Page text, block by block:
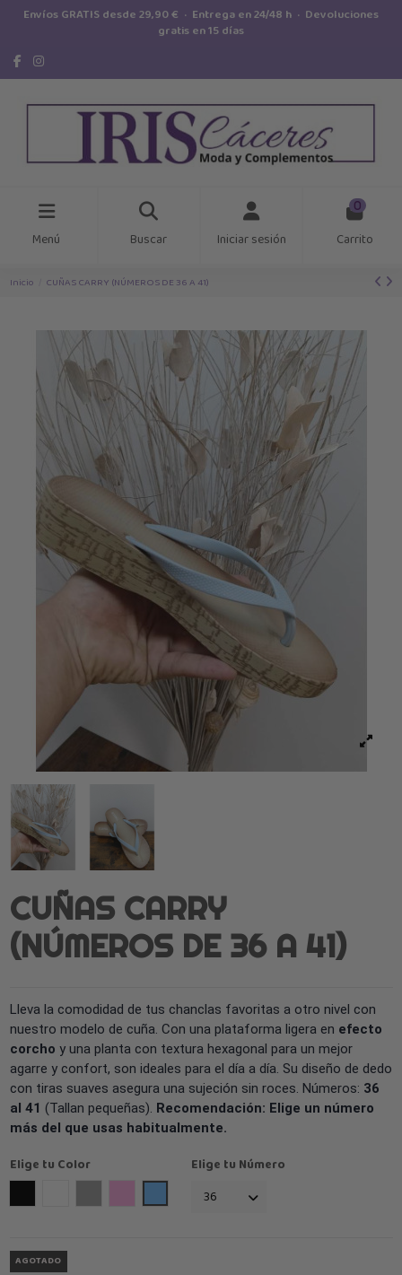
Envíos GRATIS desde 29,90 € · Entrega en 24/48 h · Devoluciones
gratis en 15 días
Menú Buscar Iniciar sesión
0
Carrito
Inicio CUÑAS CARRY (NÚMEROS DE 36 A 41)
CUÑAS CARRY
(NÚMEROS DE 36 A 41)
Lleva la comodidad de tus chanclas favoritas a otro nivel con
nuestro modelo de cuña. Con una plataforma ligera en efecto
corcho y una planta con textura hexagonal para un mejor
agarre y confort, son ideales para el día a día. Su diseño de dedo
con tiras suaves asegura una sujeción sin roces. Números: 36
al 41 (Tallan pequeñas). Recomendación: Elige un número
más del que usas habitualmente.
Elige tu Color
Elige tu Número
AGOTADO